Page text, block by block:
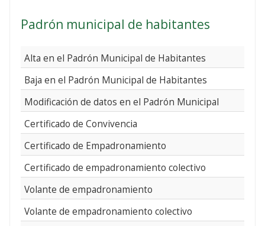
Padrón municipal de habitantes
Alta en el Padrón Municipal de Habitantes
Baja en el Padrón Municipal de Habitantes
Modificación de datos en el Padrón Municipal
Certificado de Convivencia
Certificado de Empadronamiento
Certificado de empadronamiento colectivo
Volante de empadronamiento
Volante de empadronamiento colectivo